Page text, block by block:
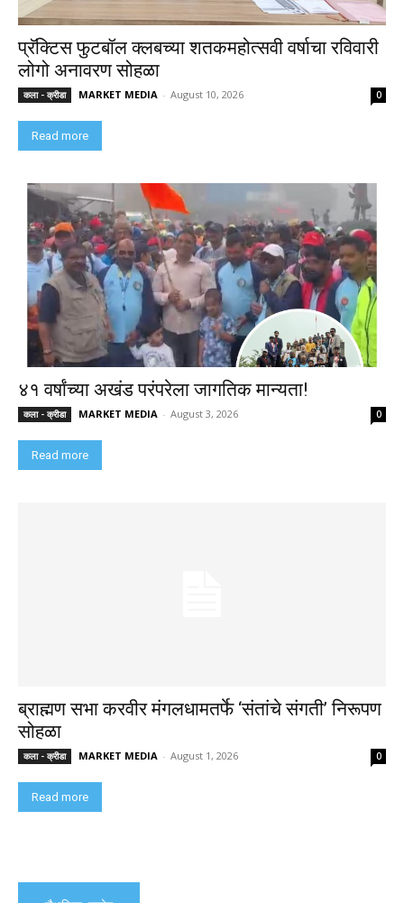
प्रॅक्टिस फुटबॉल क्लबच्या शतकमहोत्सवी वर्षाचा रविवारी
लोगो अनावरण सोहळा
कला - क्रीडा MARKET MEDIA - August 10, 2026 0
Read more
४१ वर्षांच्या अखंड परंपरेला जागतिक मान्यता!
कला - क्रीडा MARKET MEDIA - August 3, 2026 0
Read more
ब्राह्मण सभा करवीर मंगलधामतर्फे ‘संतांचे संगती’ निरूपण
सोहळा
कला - क्रीडा MARKET MEDIA - August 1, 2026 0
Read more